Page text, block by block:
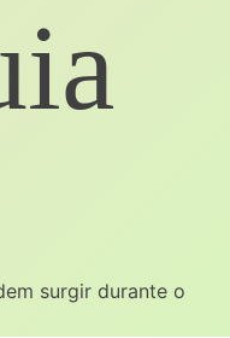
surgir durante o